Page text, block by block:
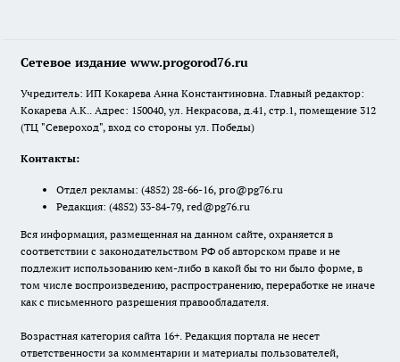
Сетевое издание www.progorod76.ru
Учредитель: ИП Кокарева Анна Константиновна. Главный редактор:
Кокарева А.К.. Адрес: 150040, ул. Некрасова, д.41, стр.1, помещение 312
(ТЦ "Североход", вход со стороны ул. Победы)
Контакты:
Отдел рекламы: (4852) 28-66-16, pro@pg76.ru
Редакция: (4852) 33-84-79, red@pg76.ru
Вся информация, размещенная на данном сайте, охраняется в
соответствии с законодательством РФ об авторском праве и не
подлежит использованию кем-либо в какой бы то ни было форме, в
том числе воспроизведению, распространению, переработке не иначе
как с письменного разрешения правообладателя.
Возрастная категория сайта 16+. Редакция портала не несет
ответственности за комментарии и материалы пользователей,